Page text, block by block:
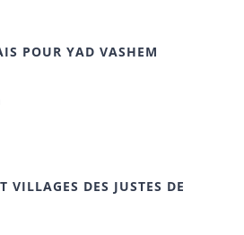
POUR YAD VASHEM
VILLAGES DES JUSTES DE